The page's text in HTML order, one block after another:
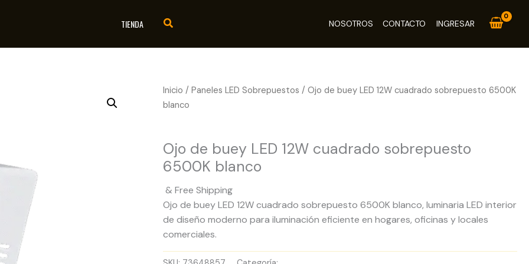
TIENDA NOSOTROS CONTACTO INGRESAR
Inicio /Paneles LED Sobrepuestos / Ojo de buey LED 12W cuadrado sobrepuesto 6500K
blanco
Ojo de buey LED 12W cuadrado sobrepuesto
6500K blanco
& Free Shipping
Ojo de buey LED 12W cuadrado sobrepuesto 6500K blanco, luminaria LED interior
de diseño moderno para iluminación eficiente en hogares, oficinas y locales
comerciales.